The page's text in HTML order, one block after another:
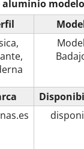
aluminio